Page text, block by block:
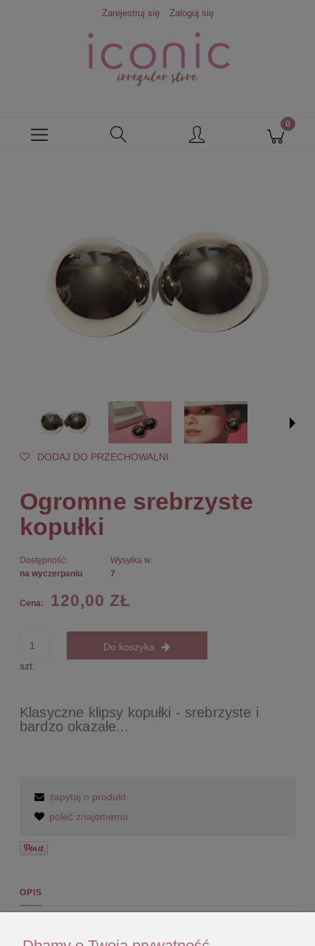
Zarejestruj się Zaloguj się
DODAJ DO PRZECHOWALNI
Ogromne srebrzyste
kopułki
Dostępność:
na wyczerpaniu
Wysyłka w:
7
Cena: 120,00 ZŁ
szt.
Do koszyka
Klasyczne klipsy kopułki - srebrzyste i
bardzo okazałe...
zapytaj o produkt
poleć znajomemu
OPIS
bardzo okazałe.